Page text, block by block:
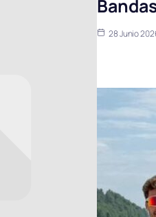
28 Junio